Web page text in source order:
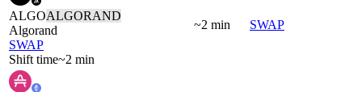
ALGOALGORAND
Algorand
SWAP
Shift time~2 min
~2 min SWAP